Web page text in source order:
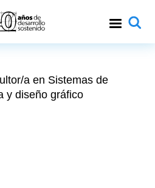
a en Sistemas de
y diseño gráfico